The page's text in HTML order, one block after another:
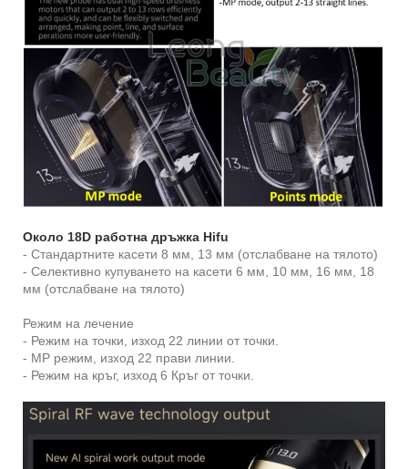
Около 18D работна дръжка Hifu
- Стандартните касети 8 мм, 13 мм (отслабване на тялото)
- Селективно купуването на касети 6 мм, 10 мм, 16 мм, 18
мм (отслабване на тялото)
Режим на лечение
- Режим на точки, изход 22 линии от точки.
- MP режим, изход 22 прави линии.
- Режим на кръг, изход 6 Кръг от точки.